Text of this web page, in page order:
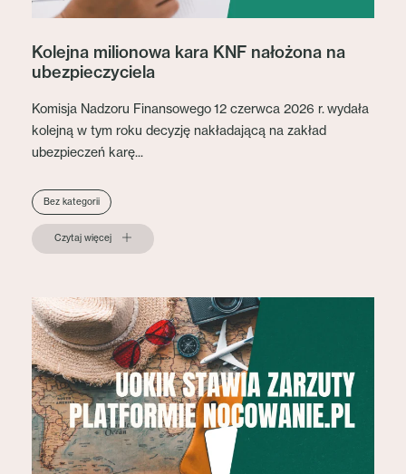
Kolejna milionowa kara KNF nałożona na
ubezpieczyciela
Komisja Nadzoru Finansowego 12 czerwca 2026 r. wydała
kolejną w tym roku decyzję nakładającą na zakład
ubezpieczeń karę...
Bez kategorii
Czytaj więcej